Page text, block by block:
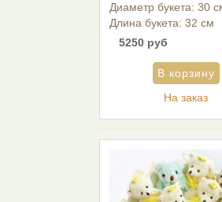
Диаметр букета: 30
Длина букета: 32 см
5250 руб
На заказ